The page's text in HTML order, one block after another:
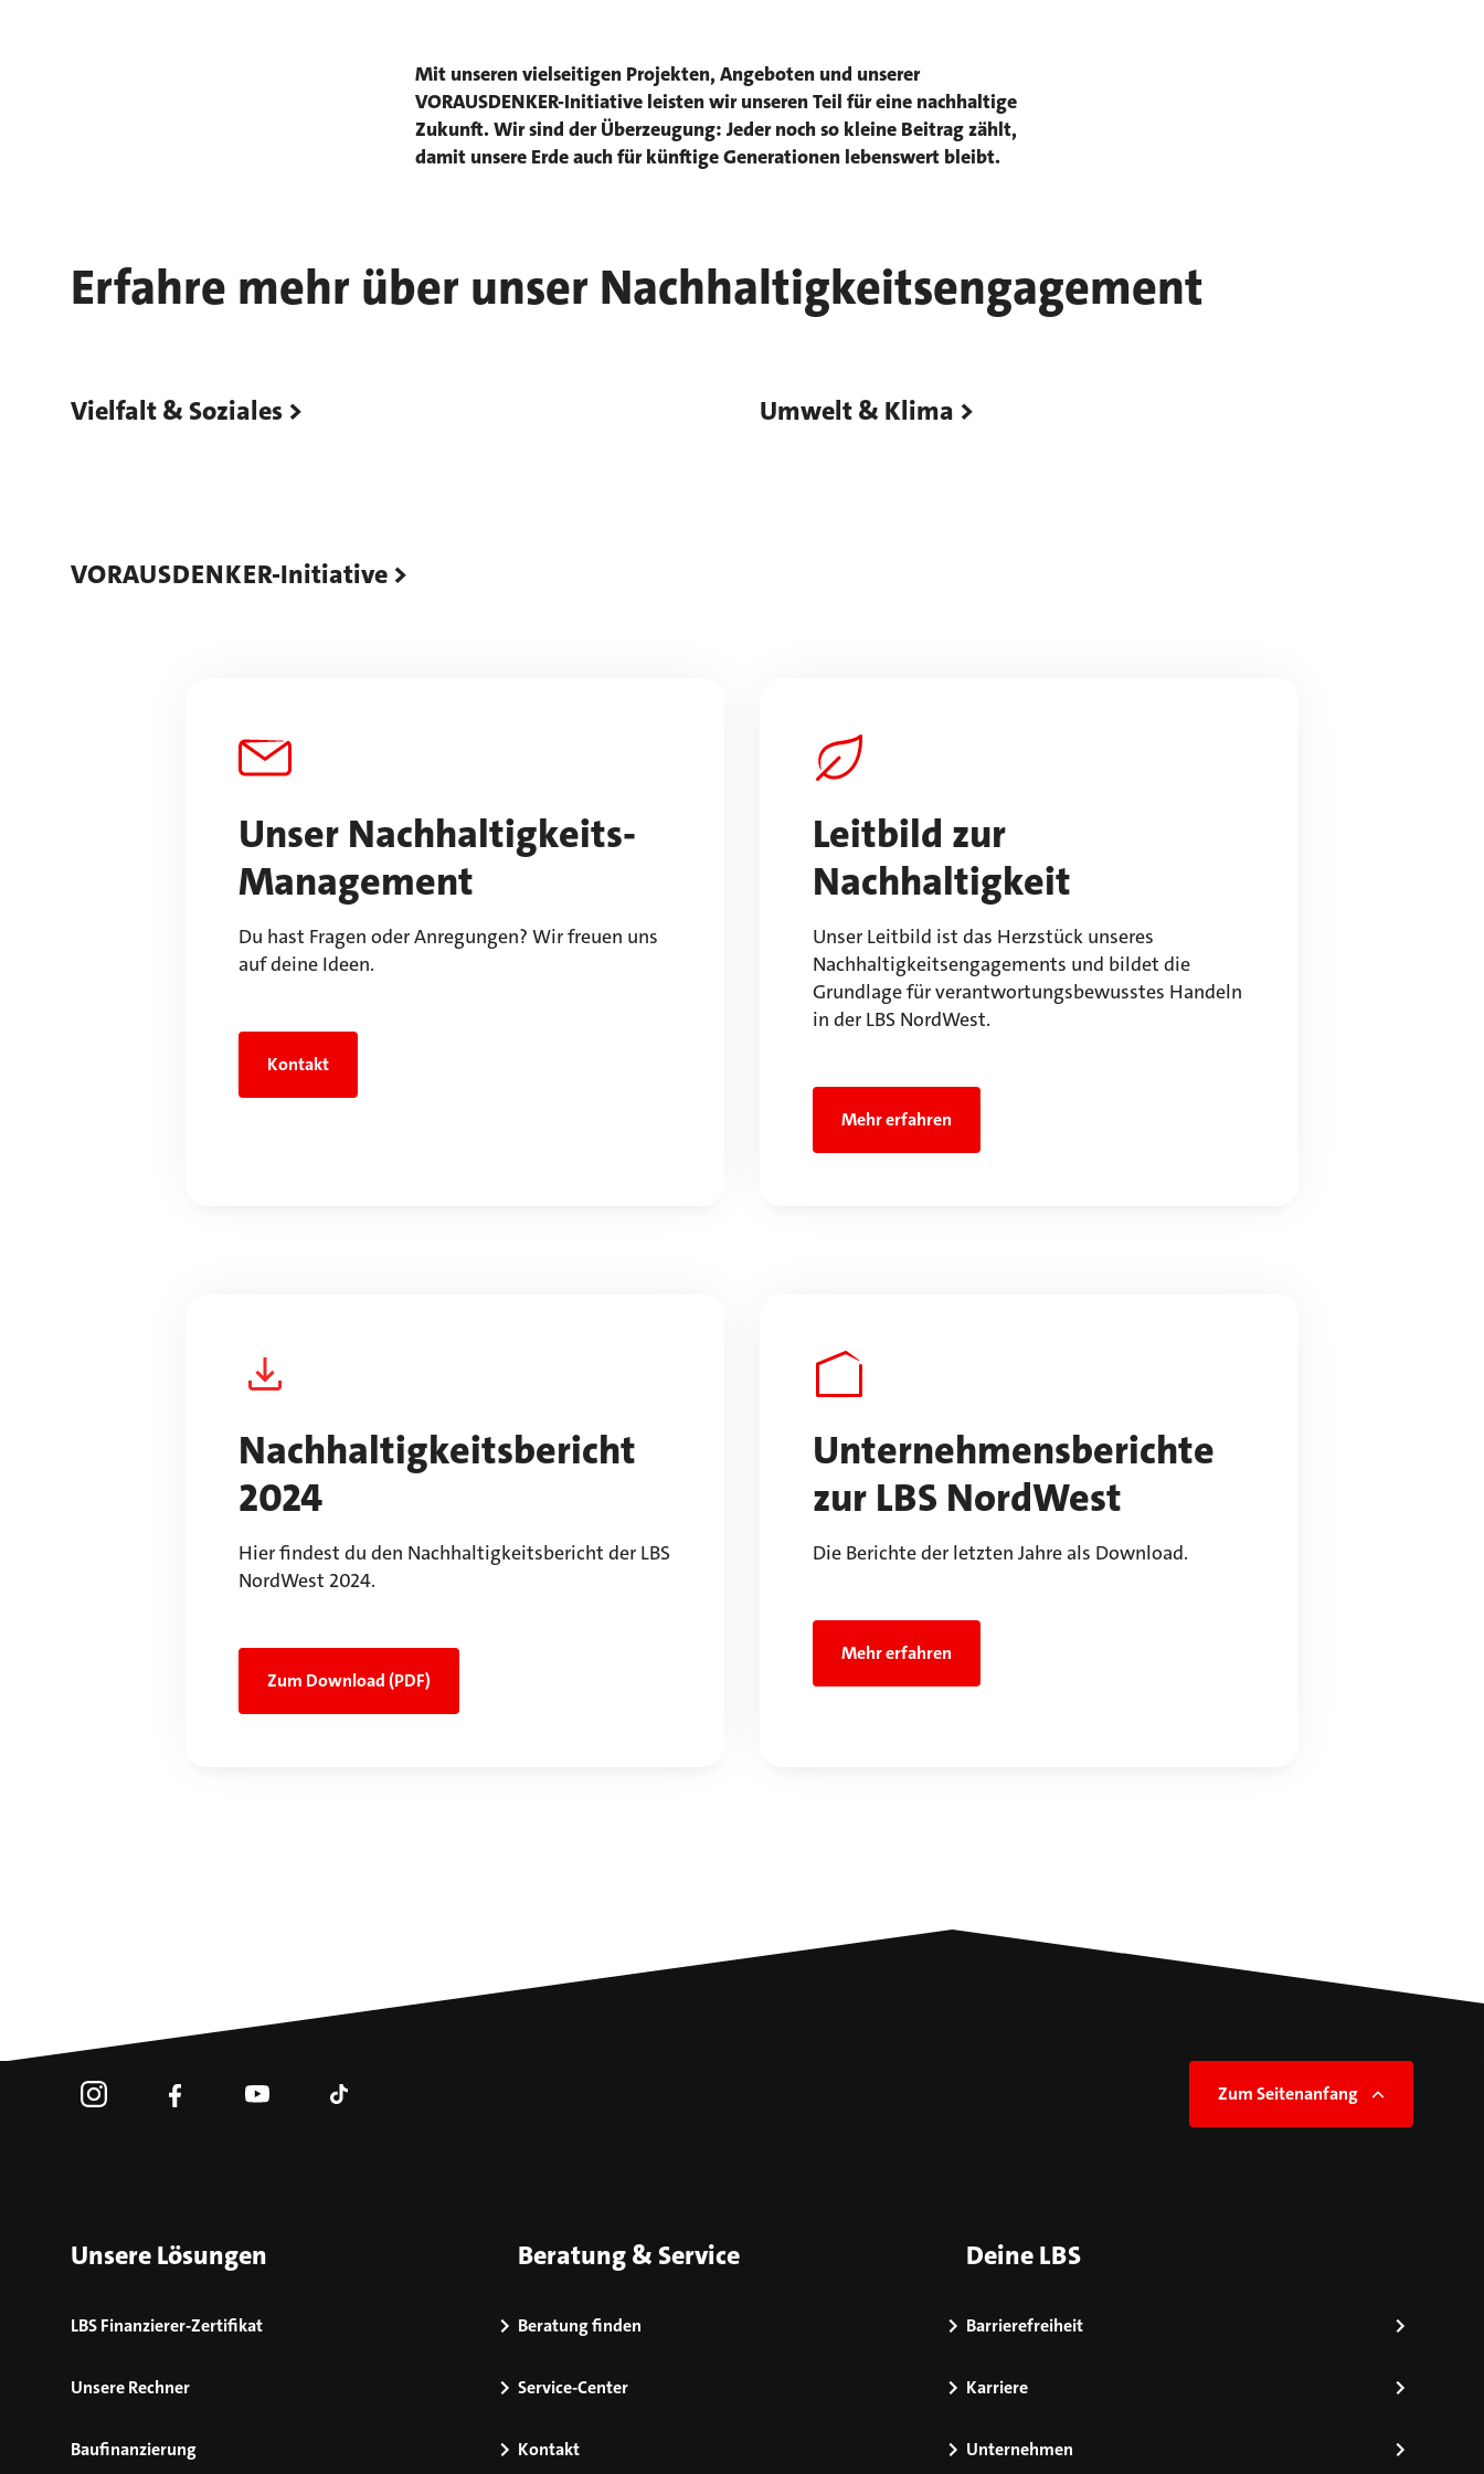
Mit unseren vielseitigen Projekten, Angeboten und unserer
VORAUSDENKER-Initiative leisten wir unseren Teil für eine nachhaltige
Zukunft. Wir sind der Überzeugung: Jeder noch so kleine Beitrag zählt,
damit unsere Erde auch für künftige Generationen lebenswert bleibt.
Erfahre mehr über unser Nachhaltigkeitsengagement
Umwelt & Klima
Vielfalt & Soziales
VORAUSDENKER-Initiative
Unser Nachhaltigkeits-
Management
Du hast Fragen oder Anregungen? Wir freuen uns
auf deine Ideen.
Kontakt
Leitbild zur
Nachhaltigkeit
Unser Leitbild ist das Herzstück unseres
Nachhaltigkeitsengagements und bildet die
Grundlage für verantwortungsbewusstes Handeln
in der LBS NordWest.
Mehr erfahren
Nachhaltigkeitsbericht
2024
Hier findest du den Nachhaltigkeitsbericht der LBS
NordWest 2024.
Zum Download (PDF)
Unternehmensberichte
zur LBS NordWest
Die Berichte der letzten Jahre als Download.
Mehr erfahren
Zum Seitenanfang
Unsere Lösungen
LBS Finanzierer-Zertifikat
Unsere Rechner
Baufinanzierung
Beratung & Service
Beratung finden
Service-Center
Kontakt
Deine LBS
Barrierefreiheit
Karriere
Unternehmen